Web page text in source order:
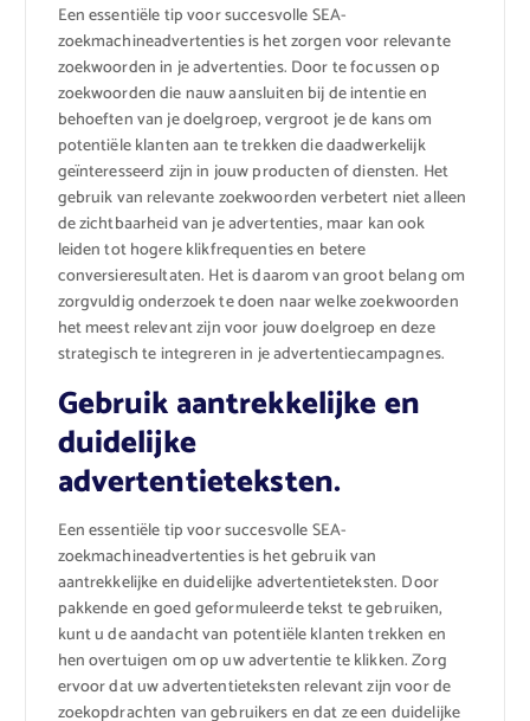
Een essentiële tip voor succesvolle SEA-
zoekmachineadvertenties is het zorgen voor relevante
zoekwoorden in je advertenties. Door te focussen op
zoekwoorden die nauw aansluiten bij de intentie en
behoeften van je doelgroep, vergroot je de kans om
potentiële klanten aan te trekken die daadwerkelijk
geïnteresseerd zijn in jouw producten of diensten. Het
gebruik van relevante zoekwoorden verbetert niet alleen
de zichtbaarheid van je advertenties, maar kan ook
leiden tot hogere klikfrequenties en betere
conversieresultaten. Het is daarom van groot belang om
zorgvuldig onderzoek te doen naar welke zoekwoorden
het meest relevant zijn voor jouw doelgroep en deze
strategisch te integreren in je advertentiecampagnes.
Gebruik aantrekkelijke en
duidelijke
advertentieteksten.
Een essentiële tip voor succesvolle SEA-
zoekmachineadvertenties is het gebruik van
aantrekkelijke en duidelijke advertentieteksten. Door
pakkende en goed geformuleerde tekst te gebruiken,
kunt u de aandacht van potentiële klanten trekken en
hen overtuigen om op uw advertentie te klikken. Zorg
ervoor dat uw advertentieteksten relevant zijn voor de
zoekopdrachten van gebruikers en dat ze een duidelijke